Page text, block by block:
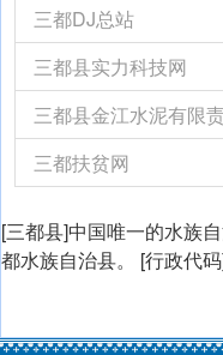
三都DJ总站
三都县实力科技网
三都县金江水泥有限
三都扶贫网
[三都县]中国唯一的水族
都水族自治县。 [行政代